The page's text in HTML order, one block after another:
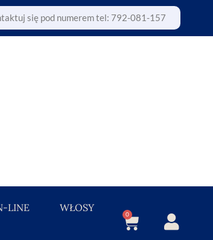
się pod numerem tel: 792-081-157
LINE WŁOSY
0